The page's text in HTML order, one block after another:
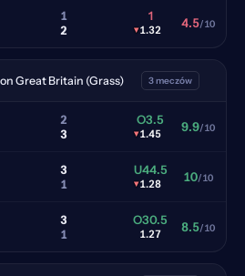
1
2
1
▾1.32 4.5/10
Great Britain (Grass) 3 meczów
2
3
O3.5
▾1.45 9.9/10
3
1
U44.5
▾1.28 10/10
3
1
O30.5
1.27 8.5/10